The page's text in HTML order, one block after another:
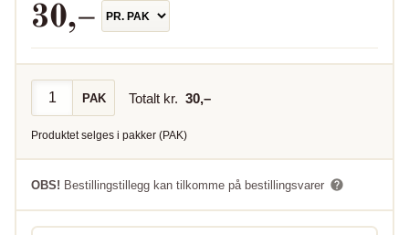
30,–
PAK Totalt kr. 30,–
Produktet selges i pakker (PAK)
OBS! Bestillingstillegg kan tilkomme på bestillingsvarer